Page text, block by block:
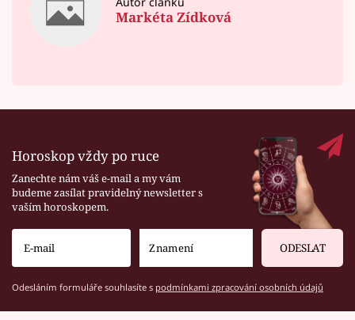
Markéta Zídková
Horoskop vždy po ruce
Zanechte nám váš e-mail a my vám
budeme zasílat pravidelný newsletter s
vaším horoskopem.
ODESLAT
Odesláním formuláře souhlasíte s podmínkami zpracování osobních údajů